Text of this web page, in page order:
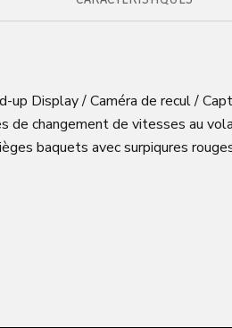
Display / Caméra de recul /
de changement de vitesses au
baquets avec surpiqures